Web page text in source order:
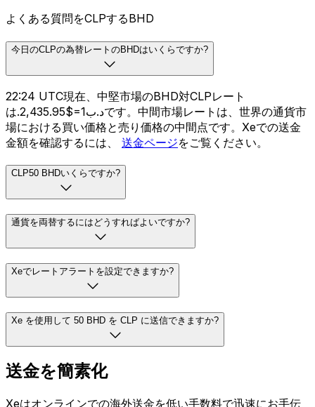
よくある質問をCLPするBHD
今日のCLPの為替レートのBHDはいくらですか?
22:24 UTC現在、中堅市場のBHD対CLPレート
は.د.ب1=$2,435.95です。中間市場レートは、世界の通貨市
場における買い価格と売り価格の中間点です。Xeでの送金
金額を確認するには、 送金ページをご覧ください。
CLP50 BHDいくらですか?
通貨を両替するにはどうすればよいですか?
Xeでレートアラートを設定できますか?
Xe を使用して 50 BHD を CLP に送信できますか?
送金を簡素化
Xeはオンラインでの海外送金を低い手数料で迅速にお手伝